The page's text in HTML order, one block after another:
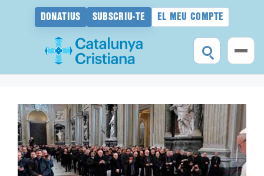
DONATIUS SUBSCRIU-TE EL MEU COMPTE
contingut